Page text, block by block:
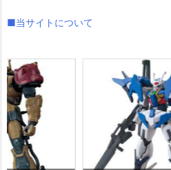
■当サイトについて